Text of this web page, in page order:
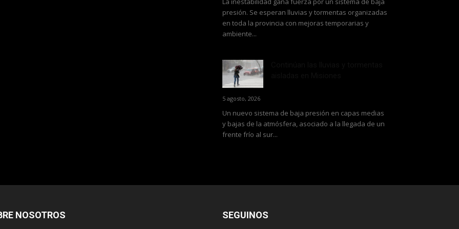
presión. Se esperan lluvias y tormentas organizadas
en toda la provincia con mejoras temporarias y
ambiente...
5 agosto, 2026
Un nuevo sistema de baja presión en capas medias
y bajas de la atmósfera, asociado a la llegada de un
frente frío al sur...
NOSOTROS SEGUINOS